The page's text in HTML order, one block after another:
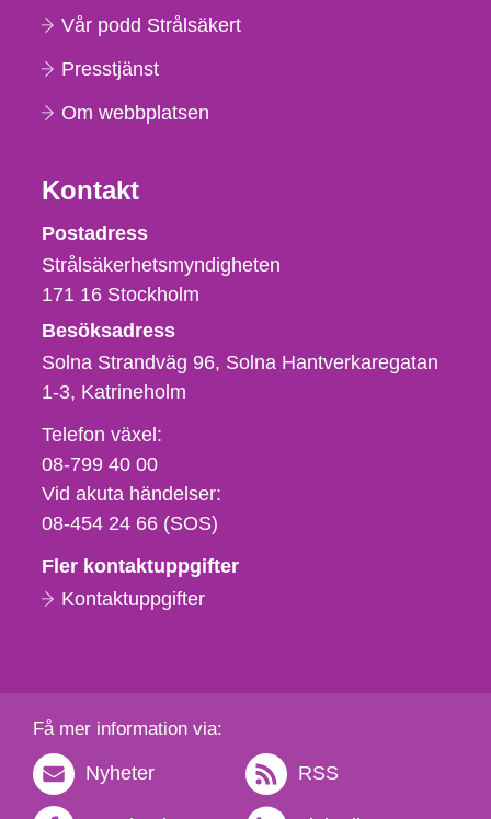
Vår podd Strålsäkert
Presstjänst
Om webbplatsen
Kontakt
Strålsäkerhetsmyndigheten
Postadress
Strålsäkerhetsmyndigheten
171 16 Stockholm
Besöksadress
Solna Strandväg 96, Solna Hantverkaregatan
1-3 Katrineholm
Telefon,
fax
och
e-
Telefon växel:
08-799 40 00
Vid akuta händelser:
08-454 24 66 (SOS)
Fler kontaktuppgifter
Kontaktuppgifter
Få mer information via:
Nyheter RSS